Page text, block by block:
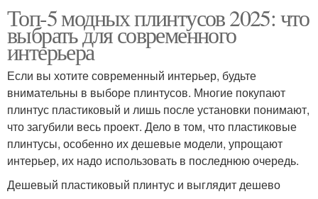
Топ-5 модных плинтусов 2025: что
выбрать для современного
интерьера
Если вы хотите современный интерьер, будьте
внимательны в выборе плинтусов. Многие покупают
плинтус пластиковый и лишь после установки понимают,
что загубили весь проект. Дело в том, что пластиковые
плинтусы, особенно их дешевые модели, упрощают
интерьер, их надо использовать в последнюю очередь.
Дешевый пластиковый плинтус и выглядит дешево